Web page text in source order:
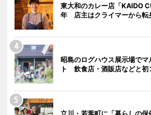
東大和のカレー店「KAIDO
年 店主はクライマーから転
昭島のログハウス展示場でマ
ト 飲食店・酒販店などと初